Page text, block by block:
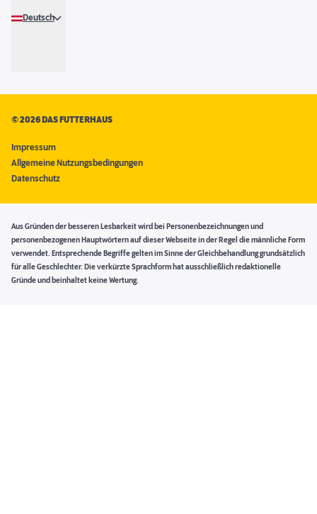
Deutsch
©2026 DAS FUTTERHAUS
Impressum
Allgemeine Nutzungsbedingungen
Datenschutz
Aus Gründen der besseren Lesbarkeit wird bei Personenbezeichnungen und
personenbezogenen Hauptwörtern auf dieser Webseite in der Regel die männliche Form
verwendet. Entsprechende Begriffe gelten im Sinne der Gleichbehandlung grundsätzlich
für alle Geschlechter. Die verkürzte Sprachform hat ausschließlich redaktionelle
Gründe und beinhaltet keine Wertung.